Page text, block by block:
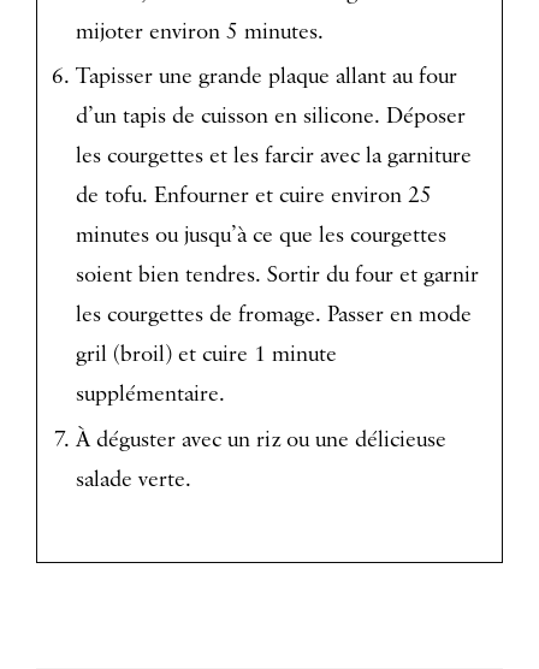
mijoter environ 5 minutes.
Tapisser une grande plaque allant au four
d’un tapis de cuisson en silicone. Déposer
les courgettes et les farcir avec la garniture
de tofu. Enfourner et cuire environ 25
minutes ou jusqu’à ce que les courgettes
soient bien tendres. Sortir du four et garnir
les courgettes de fromage. Passer en mode
gril (broil) et cuire 1 minute
supplémentaire.
À déguster avec un riz ou une délicieuse
salade verte.